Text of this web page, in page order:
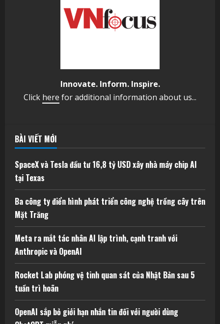
Innovate. Inform. Inspire.
Click here for additional information about us...
BÀI VIẾT MỚI
SpaceX và Tesla đầu tư 16,8 tỷ USD xây nhà máy chip AI
tại Texas
Ba công ty điển hình phát triển công nghệ trồng cây trên
Mặt Trăng
Meta ra mắt tác nhân AI lập trình, cạnh tranh với
Anthropic và OpenAI
Rocket Lab phóng vệ tinh quan sát của Nhật Bản sau 5
tuần trì hoãn
OpenAI sắp bỏ giới hạn nhắn tin đối với người dùng